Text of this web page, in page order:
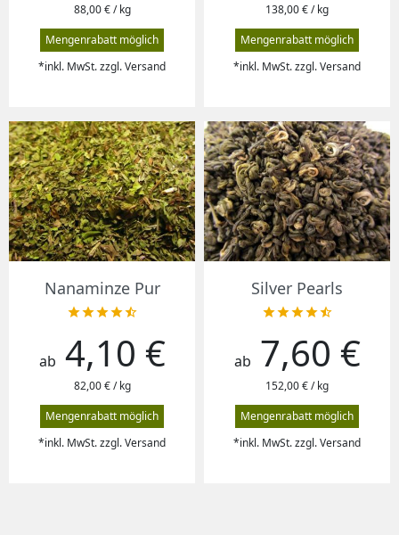
88,00 € / kg
Mengenrabatt möglich
*inkl. MwSt. zzgl. Versand
138,00 € / kg
Mengenrabatt möglich
*inkl. MwSt. zzgl. Versand
Nanaminze Pur

Preis
ab 4,10 €
82,00 € / kg
Mengenrabatt möglich
*inkl. MwSt. zzgl. Versand
Silver Pearls

Preis
ab 7,60 €
152,00 € / kg
Mengenrabatt möglich
*inkl. MwSt. zzgl. Versand